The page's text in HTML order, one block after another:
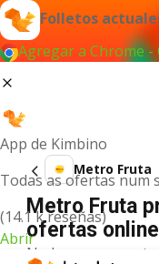
Folletos
Agregar a Chrome -
App de Kimbino
Todas as ofertas num
(14.1 k reseñas)
Abrir
Metro Fruta
Metro Fruta
ofertas online
No hemos